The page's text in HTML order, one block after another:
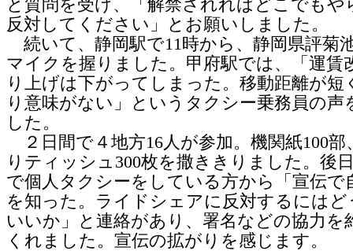
と質問を受け、「解禁されればどこでもや
反対してください」とお願いしました。
続いて、静岡駅で11時から、静岡県評菊
マイクを握りました。甲府駅では、「運賃
り上げは下がってしまった。移動距離が短
り意味がない」というタクシー乗務員の声
した。
２日間で４地方16人が参加。機関紙100部
りティッシュ300枚を撒ききりました。後
で個人タクシーをしている方から「宣伝で
を知った。ライドシェアに反対するには
いいか」と連絡があり、署名などの協力を
くれました。宣伝の拡がりを感じます。